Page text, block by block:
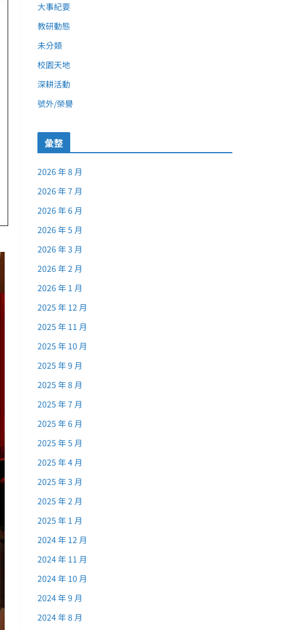
大事紀要
教研動態
未分類
校園天地
深耕活動
號外/榮譽
彙整
2026 年 8 月
2026 年 7 月
2026 年 6 月
2026 年 5 月
2026 年 3 月
2026 年 2 月
2026 年 1 月
2025 年 12 月
2025 年 11 月
2025 年 10 月
2025 年 9 月
2025 年 8 月
2025 年 7 月
2025 年 6 月
2025 年 5 月
2025 年 4 月
2025 年 3 月
2025 年 2 月
2025 年 1 月
2024 年 12 月
2024 年 11 月
2024 年 10 月
2024 年 9 月
2024 年 8 月